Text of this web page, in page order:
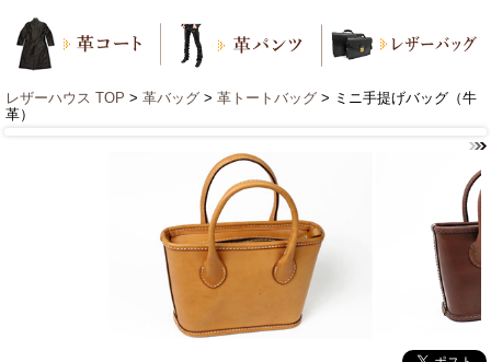
レザーハウス TOP > 革バッグ > 革トートバッグ > ミニ手提げバッグ（牛
革）